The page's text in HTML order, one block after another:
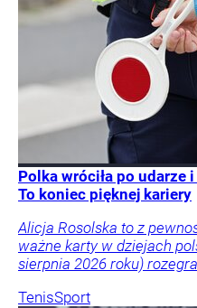
Polka wróciła po udarze
To koniec pięknej kariery
Alicja Rosolska to z
ważne karty w dziejach
sierpnia 2026 roku)
TenisSport